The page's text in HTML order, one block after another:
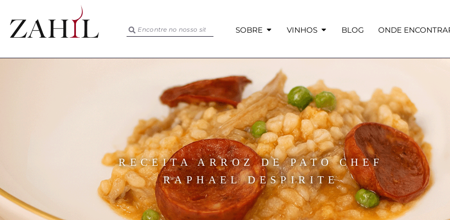
SOBRE VINHOS BLOG ONDE
RECEITA ARROZ DE PATO CHEF
RAPHAEL DESPIRITE